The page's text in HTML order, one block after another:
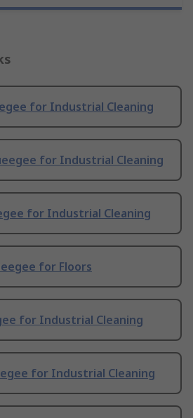
for Industrial Cleaning
for Industrial Cleaning
for Industrial Cleaning
for Floors
for Industrial Cleaning
for Industrial Cleaning